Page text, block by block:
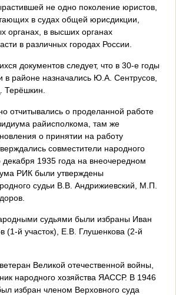
не одно поколение юристов,
в судах общей юрисдикции,
органах, в высших органах
в различных городах России.
документов следует, что в 30-е годы
в районе назначались Ю.А. Сентрусов,
Терёшкин.
отчитывались о проделанной работе
райисполкома, там же
о принятии на работу
совместители народного
декабря 1935 года на внеочередном
РИК были утверждены
судьи В.В. Андрижиевский, М.П.
судьями были избраны Иван
(1-й участок), Е.В. Глушенкова (2-й
Великой отечественной войны,
народного хозяйства ЯАССР. В 1946
избран членом Верховного суда